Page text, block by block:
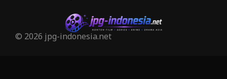
Inspirational แรงบันดาลใจ
© 2026 jpg-indonesia.net